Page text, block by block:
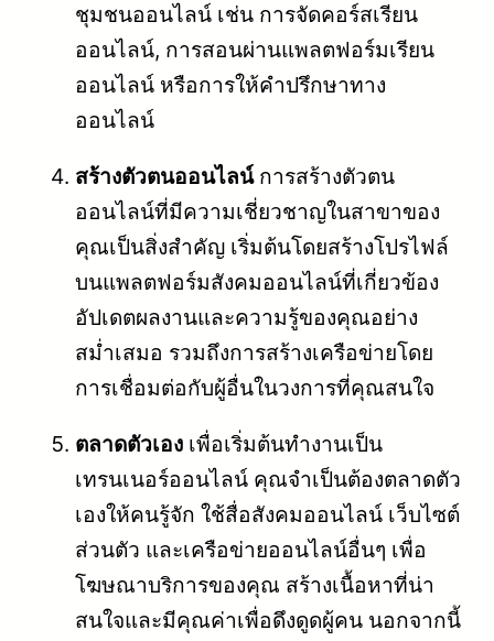
ชุมชนออนไลน์ เช่น การจัดคอร์สเรียน
ออนไลน์, การสอนผ่านแพลตฟอร์มเรียน
ออนไลน์ หรือการให้คำปรึกษาทาง
ออนไลน์
สร้างตัวตนออนไลน์การสร้างตัวตน
ออนไลน์ที่มีความเชี่ยวชาญในสาขาของ
คุณเป็นสิ่งสำคัญ เริ่มต้นโดยสร้างโปรไฟล์
บนแพลตฟอร์มสังคมออนไลน์ที่เกี่ยวข้อง
อัปเดตผลงานและความรู้ของคุณอย่าง
สม่ำเสมอ รวมถึงการสร้างเครือข่ายโดย
การเชื่อมต่อกับผู้อื่นในวงการที่คุณสนใจ
ตลาดตัวเอง เพื่อเริ่มต้นทำงานเป็น
เทรนเนอร์ออนไลน์ คุณจำเป็นต้องตลาดตัว
เองให้คนรู้จัก ใช้สื่อสังคมออนไลน์ เว็บไซต์
ส่วนตัว และเครือข่ายออนไลน์อื่นๆ เพื่อ
โฆษณาบริการของคุณ สร้างเนื้อหาที่น่า
สนใจและมีคุณค่าเพื่อดึงดูดผู้คน นอกจากนี้